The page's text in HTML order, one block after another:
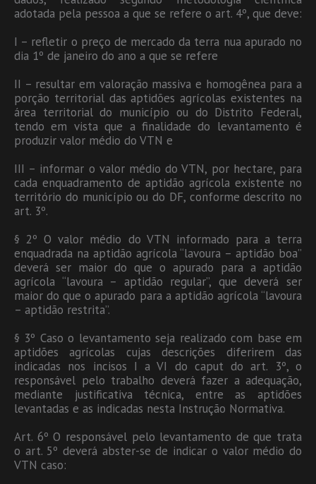
adotada pela pessoa a que se refere o art. 4º, que deve:
I – refletir o preço de mercado da terra nua apurado no
dia 1º de janeiro do ano a que se refere
II – resultar em valoração massiva e homogênea para a
porção territorial das aptidões agrícolas existentes na
área territorial do município ou do Distrito Federal,
tendo em vista que a finalidade do levantamento é
produzir valor médio do VTN e
III – informar o valor médio do VTN, por hectare, para
cada enquadramento de aptidão agrícola existente no
território do município ou do DF, conforme descrito no
art. 3º.
§ 2º O valor médio do VTN informado para a terra
enquadrada na aptidão agrícola “lavoura – aptidão boa”
deverá ser maior do que o apurado para a aptidão
agrícola “lavoura – aptidão regular”, que deverá ser
maior do que o apurado para a aptidão agrícola “lavoura
– aptidão restrita”.
§ 3º Caso o levantamento seja realizado com base em
aptidões agrícolas cujas descrições diferirem das
indicadas nos incisos I a VI do caput do art. 3º, o
responsável pelo trabalho deverá fazer a adequação,
mediante justificativa técnica, entre as aptidões
levantadas e as indicadas nesta Instrução Normativa.
Art. 6º O responsável pelo levantamento de que trata
o art. 5º deverá abster-se de indicar o valor médio do
VTN caso: